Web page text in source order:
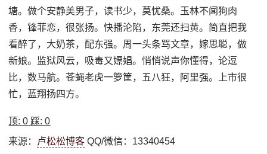
塘。做个安静美男子，读书少，莫忧桑。玉林不闻狗肉
香，锋菲恋，很张扬。快播沦陷，东莞还扫黄。简直把我
看醉了，大奶茶，配东强。周一头条骂文章，嫁思聪，做
新娘。监狱风云，吸毒又嫖娼。悄悄说声你懂得，论逗
比，数马航。苍蝇老虎一箩筐，五八狂，阿里强。上市很
忙，蓝翔扬四方。
顶:0 踩:0
来源： 卢松松博客 QQ/微信：13340454